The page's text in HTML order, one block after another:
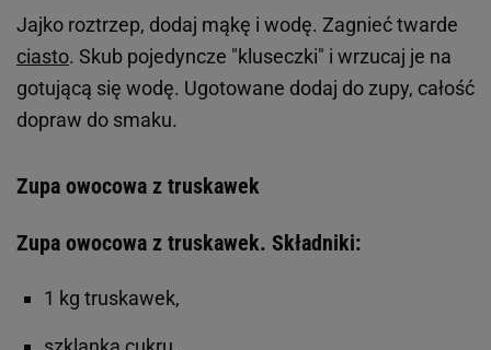
Jajko roztrzep, dodaj mąkę i wodę. Zagnieć twarde
ciasto. Skub pojedyncze "kluseczki" i wrzucaj je na
gotującą się wodę. Ugotowane dodaj do zupy, całość
dopraw do smaku.
Zupa owocowa z truskawek
Zupa owocowa z truskawek. Składniki:
1 kg truskawek,